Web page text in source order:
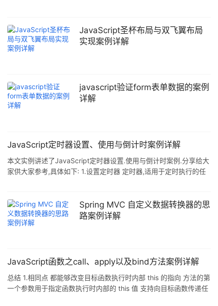
JavaScript圣杯布局与双飞翼布局
实现案例详解
javascript验证form表单数据的案例
详解
JavaScript定时器设置、使用与倒计时案例详解
本文实例讲述了JavaScript定时器设置.使用与倒计时案例.分享给大
家供大家参考,具体如下: 1.设置定时器 定时器,适用于定时执行的任
一次,返回值是一个id setInterval(function,delay);//设置间隔多少毫
米一直执行该函数,执行多次,返回值是一个id 两者的区别就在于
setTimeout方式只执行一次,而
Spring MVC 自定义数据转换器的思
路案例详解
JavaScript函数之call、apply以及bind方法案例详解
总结 1.相同点 都能够改变目标函数执行时内部 this 的指向 方法的第
一个参数用于指定函数执行时内部的 this 值 支持向目标函数传递任